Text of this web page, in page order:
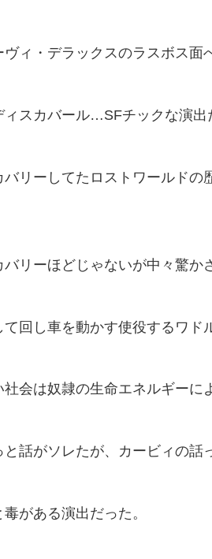
ィ・デラックスのラスボス面
ィスカバール…SFチックな演出
バリーしてたロストワールドの
バリーほどじゃないが中々驚か
回し車を動かす使役するワド
会は奴隷の生命エネルギーに
話がソレたが、カービィの話
がある演出だった。